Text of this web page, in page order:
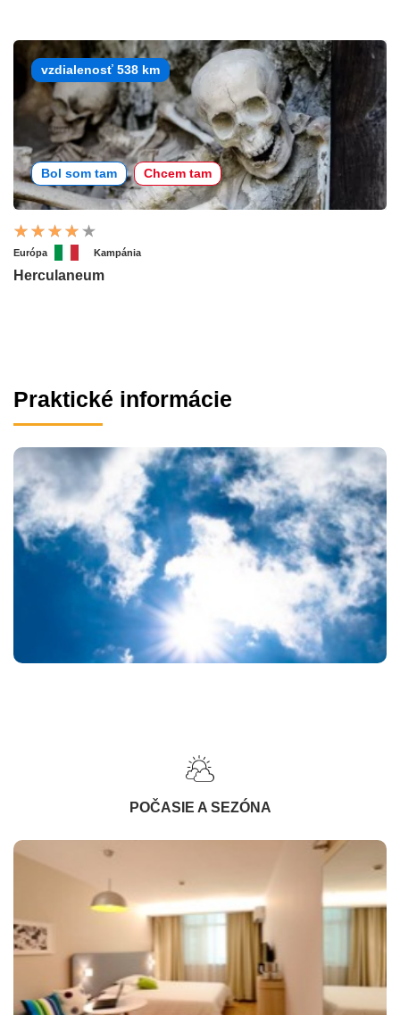
vzdialenosť 538 km
Bol som tam Chcem tam
Európa Kampánia
Herculaneum
Praktické informácie
POČASIE A SEZÓNA